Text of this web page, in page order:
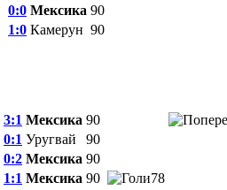
0:0 Мексика 90
1:0 Камерун 90
3:1 Мексика 90
0:1 Уругвай
90
0:2 Мексика 90
1:1 Мексика 90 78